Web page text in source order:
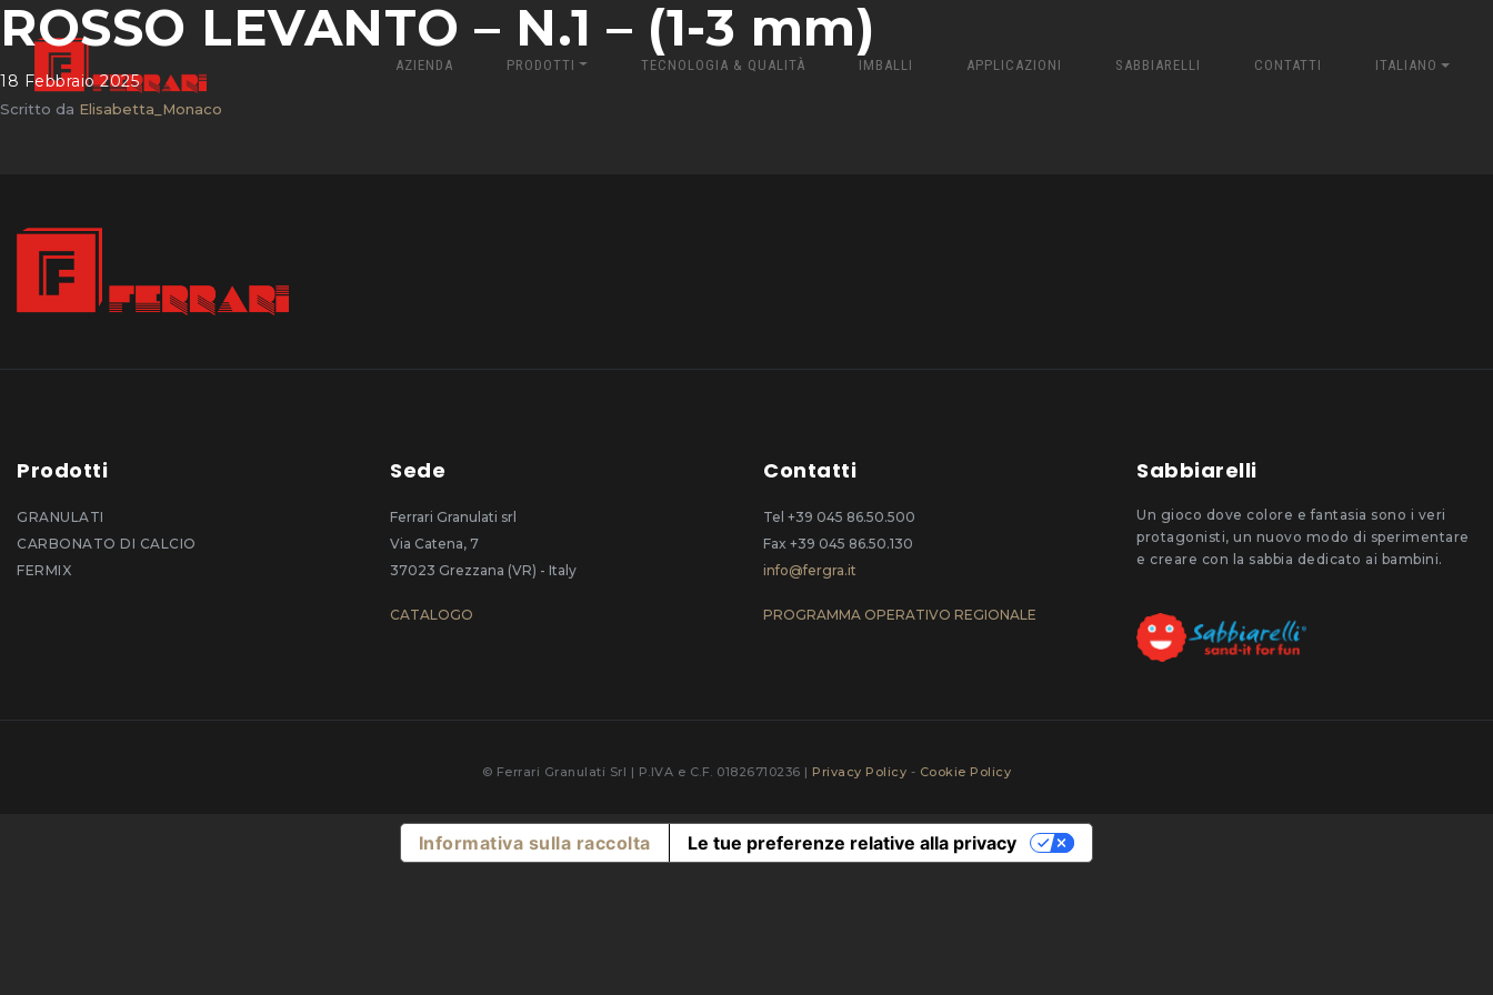
AZIENDA PRODOTTI TECNOLOGIA & QUALITÀ IMBALLI APPLICAZIONI SABBIARELLI CONTATTI ITALIANO
ROSSO LEVANTO – N.1 – (1-3 mm)
18 Febbraio 2025
Scritto da Elisabetta_Monaco
Prodotti
GRANULATI
CARBONATO DI CALCIO
FERMIX
Sede
Ferrari Granulati srl
Via Catena, 7
37023 Grezzana (VR) - Italy
CATALOGO
Contatti
Tel +39 045 86.50.500
Fax +39 045 86.50.130
info@fergra.it
PROGRAMMA OPERATIVO REGIONALE
Sabbiarelli
Un gioco dove colore e fantasia sono i veri
protagonisti, un nuovo modo di sperimentare
e creare con la sabbia dedicato ai bambini.
© Ferrari Granulati Srl | P.IVA e C.F. 01826710236 | Privacy Policy - Cookie Policy
Informativa sulla raccolta Le tue preferenze relative alla privacy